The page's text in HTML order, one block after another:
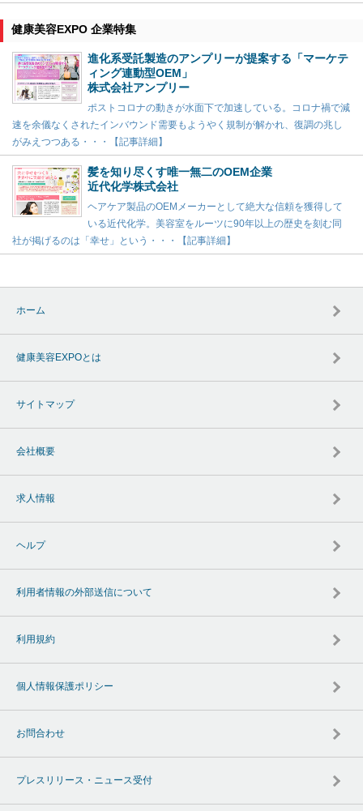
健康美容EXPO 企業特集
進化系受託製造のアンプリーが提案する「マーケテ
ィング連動型OEM」
株式会社アンプリー
ポストコロナの動きが水面下で加速している。コロナ禍で減
速を余儀なくされたインバウンド需要もようやく規制が解かれ、復調の兆し
がみえつつある・・・【記事詳細】
髪を知り尽くす唯一無二のOEM企業
近代化学株式会社
ヘアケア製品のOEMメーカーとして絶大な信頼を獲得して
いる近代化学。美容室をルーツに90年以上の歴史を刻む同
社が掲げるのは「幸せ」という・・・【記事詳細】
ホーム
健康美容EXPOとは
サイトマップ
会社概要
求人情報
ヘルプ
利用者情報の外部送信について
利用規約
個人情報保護ポリシー
お問合わせ
プレスリリース・ニュース受付